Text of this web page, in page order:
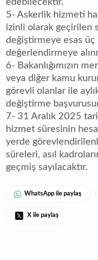
edebilecektir.
5- Askerlik hizmeti
izinli olarak geçirilen
değiştirmeye esas üç
değerlendirmeye
6- Bakanlığımızın
veya diğer kamu
görevli olanlar ile
değiştirme
7- 31 Aralık 2025
hizmet süresinin
yerde
süreleri, asıl
geçmiş sayılacaktır.
WhatsApp ile paylaş
X ile paylaş